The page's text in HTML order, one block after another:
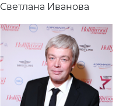
Светлана Иванова